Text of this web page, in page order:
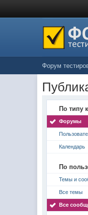
Форум
По типу
Форумы
Календарь
По
Темы и
Все темы
Все